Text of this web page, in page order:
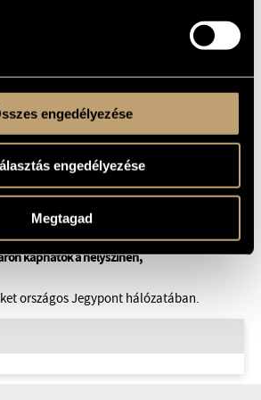
engedélyezése
engedélyezése
Megtagad
improvizáció és a vokális
zenei tere inspiráló közegbe
megszólalását. Kocsis-Holper Zoltán
este a műfaji határok önfeledt,
energiájáról szól. És még a közönség
az előadók.
kaphatók a helyszínen,
országos Jegypont hálózatában.